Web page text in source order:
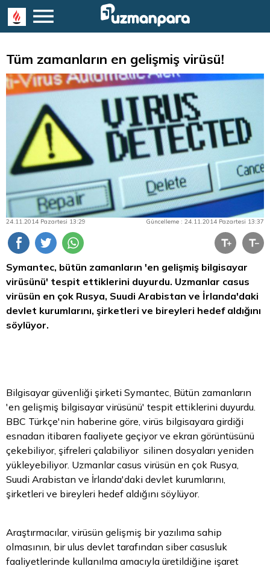
Tüm zamanların en gelişmiş virüsü!
24.11.2014 Pazartesi 13:29 Güncelleme : 24.11.2014 Pazartesi 13:37
Symantec, bütün zamanların 'en gelişmiş bilgisayar
virüsünü' tespit ettiklerini duyurdu. Uzmanlar casus
virüsün en çok Rusya, Suudi Arabistan ve İrlanda'daki
devlet kurumlarını, şirketleri ve bireyleri hedef aldığını
söylüyor.
Bilgisayar güvenliği şirketi Symantec, Bütün zamanların
'en gelişmiş bilgisayar virüsünü' tespit ettiklerini duyurdu.
BBC Türkçe'nin haberine göre, virüs bilgisayara girdiği
esnadan itibaren faaliyete geçiyor ve ekran görüntüsünü
çekebiliyor, şifreleri çalabiliyor silinen dosyaları yeniden
yükleyebiliyor. Uzmanlar casus virüsün en çok Rusya,
Suudi Arabistan ve İrlanda'daki devlet kurumlarını,
şirketleri ve bireyleri hedef aldığını söylüyor.
Araştırmacılar, virüsün gelişmiş bir yazılıma sahip
olmasının, bir ulus devlet tarafından siber casusluk
faaliyetlerinde kullanılma amacıyla üretildiğine işaret